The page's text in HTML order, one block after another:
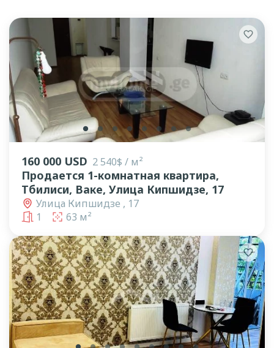
lens lens lens lens lens lens lens lens
160 000 USD 2 540$ / м²
Продается 1-комнатная квартира,
Тбилиси, Ваке, Улица Кипшидзе, 17
Улица Кипшидзе , 17
1
63 м²
lens lens lens lens lens lens lens lens lens